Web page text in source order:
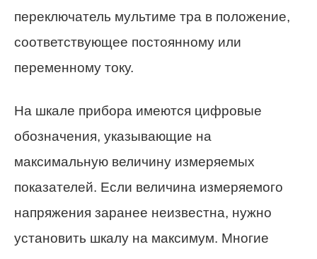
переключатель мультиме тра в положение,
соответствующее постоянному или
переменному току.
На шкале прибора имеются цифровые
обозначения, указывающие на
максимальную величину измеряемых
показателей. Если величина измеряемого
напряжения заранее неизвестна, нужно
установить шкалу на максимум. Многие